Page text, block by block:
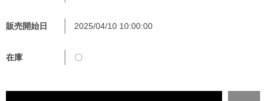
販売開始日 2025/04/10 10:00:00
在庫 〇